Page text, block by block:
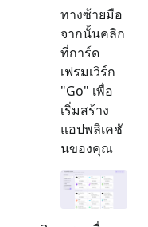
ทางซ้ายมือ
จากนั้นคลิก
ที่การ์ด
เฟรมเวิร์ก
"Go" เพื่อ
เริ่มสร้าง
แอปพลิเคชั
นของคุณ